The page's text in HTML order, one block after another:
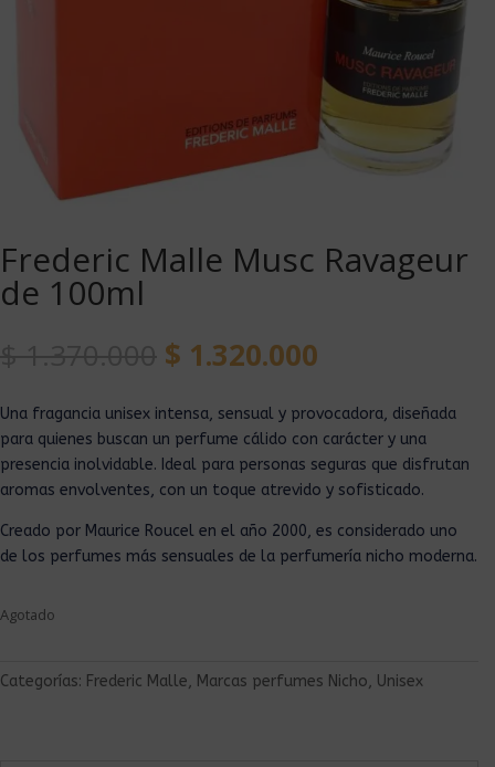
Frederic Malle Musc Ravageur
de 100ml
$ 1.320.000
Una fragancia unisex intensa, sensual y provocadora, diseñada
para quienes buscan un perfume cálido con carácter y una
presencia inolvidable. Ideal para personas seguras que disfrutan
aromas envolventes, con un toque atrevido y sofisticado.
Creado por Maurice Roucel en el año 2000, es considerado uno
de los perfumes más sensuales de la perfumería nicho moderna.
Agotado
Categorías: Frederic Malle, Marcas perfumes Nicho, Unisex